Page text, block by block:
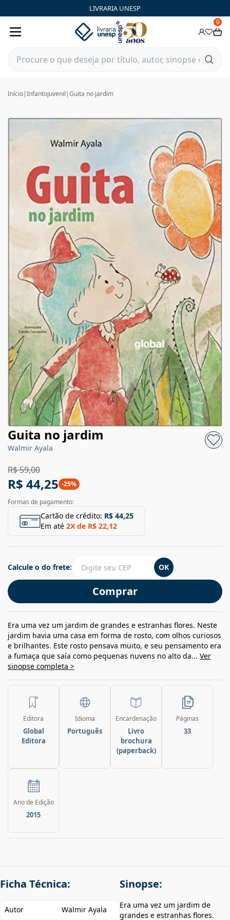
LIVRARIA UNESP
0
Início|Infantojuvenil |Guita no jardim
Guita no jardim
Walmir Ayala
R$ 59,00
R$ 44,25 -25%
Formas de pagamento:
Cartão de crédito: R$ 44,25
Em até 2X de R$ 22,12
Comprar
Calcule o do frete: OK
Era uma vez um jardim de grandes e estranhas flores. Neste
jardim havia uma casa em forma de rosto, com olhos curiosos
e brilhantes. Este rosto pensava muito, e seu pensamento era
a fumaça que saía como pequenas nuvens no alto da... Ver
sinopse completa >
Editora
Global
Editora
Idioma
Português
Encardenação
Livro
brochura
(paperback)
Páginas
33
Ano de Edição
2015
Ficha Técnica:
Autor Walmir Ayala
Sinopse:
Era uma vez um jardim de
grandes e estranhas flores.